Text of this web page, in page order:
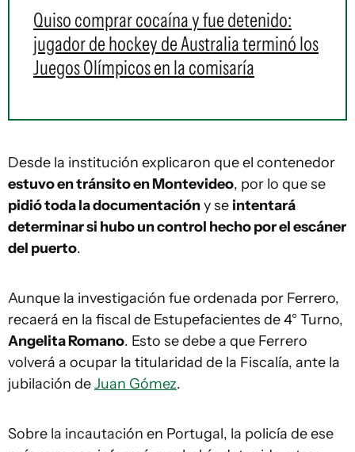
Quiso comprar cocaína y fue detenido:
jugador de hockey de Australia terminó los
Juegos Olímpicos en la comisaría
Desde la institución explicaron que el contenedor
estuvo en tránsito en Montevideo, por lo que se
pidió toda la documentacióny se intentará
determinar si hubo un control hecho por el escáner
del puerto.
Aunque la investigación fue ordenada por Ferrero,
recaerá en la fiscal de Estupefacientes de 4° Turno,
Angelita Romano. Esto se debe a que Ferrero
volverá a ocupar la titularidad de la Fiscalía, ante la
jubilación deJuan Gómez.
Sobre la incautación en Portugal, la policía de ese